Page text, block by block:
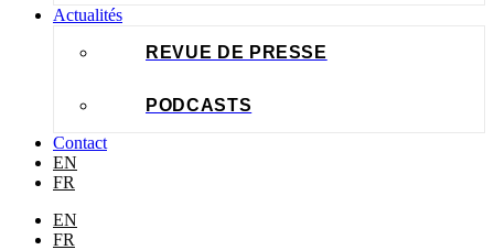
Actualités
REVUE DE PRESSE
PODCASTS
Contact
EN
FR
EN
FR